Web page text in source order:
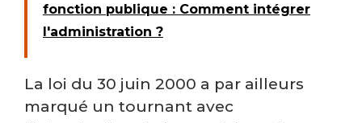
fonction publique : Comment intégrer
l'administration ?
La loi du 30 juin 2000 a par ailleurs
marqué un tournant avec